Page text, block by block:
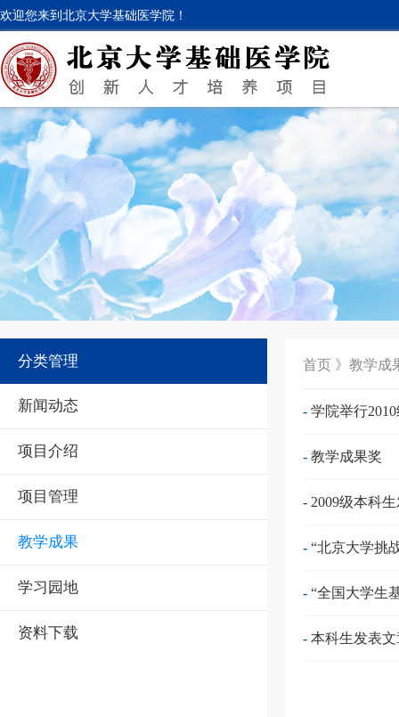
欢迎您来到北京大学基础医学院！
分类管理
新闻动态
项目介绍
项目管理
教学成果
学习园地
资料下载
首页 》 教学成
- 学院举行
- 教学成果奖
- 2009级本科
- “北京大学挑
- “全国大学生
- 本科生发表文